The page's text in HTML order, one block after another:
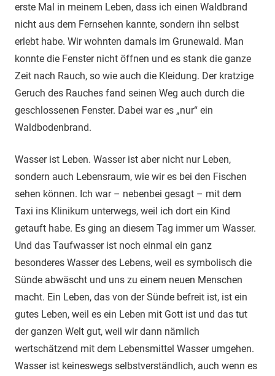
erste Mal in meinem Leben, dass ich einen Waldbrand
nicht aus dem Fernsehen kannte, sondern ihn selbst
erlebt habe. Wir wohnten damals im Grunewald. Man
konnte die Fenster nicht öffnen und es stank die ganze
Zeit nach Rauch, so wie auch die Kleidung. Der kratzige
Geruch des Rauches fand seinen Weg auch durch die
geschlossenen Fenster. Dabei war es „nur“ ein
Waldbodenbrand.
Wasser ist Leben. Wasser ist aber nicht nur Leben,
sondern auch Lebensraum, wie wir es bei den Fischen
sehen können. Ich war – nebenbei gesagt – mit dem
Taxi ins Klinikum unterwegs, weil ich dort ein Kind
getauft habe. Es ging an diesem Tag immer um Wasser.
Und das Taufwasser ist noch einmal ein ganz
besonderes Wasser des Lebens, weil es symbolisch die
Sünde abwäscht und uns zu einem neuen Menschen
macht. Ein Leben, das von der Sünde befreit ist, ist ein
gutes Leben, weil es ein Leben mit Gott ist und das tut
der ganzen Welt gut, weil wir dann nämlich
wertschätzend mit dem Lebensmittel Wasser umgehen.
Wasser ist keineswegs selbstverständlich, auch wenn es